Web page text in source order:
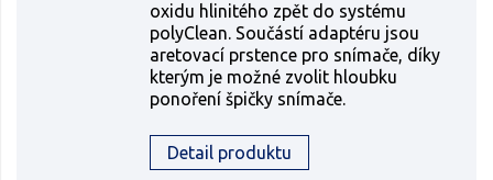
oxidu hlinitého zpět do systému
polyClean. Součástí adaptéru jsou
aretovací prstence pro snímače, díky
kterým je možné zvolit hloubku
ponoření špičky snímače.
Detail produktu